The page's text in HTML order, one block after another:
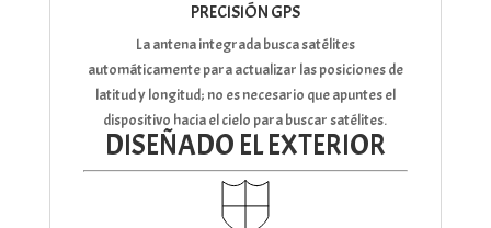
PRECISIÓN GPS
La antena integrada busca satélites
automáticamente para actualizar las posiciones de
latitud y longitud; no es necesario que apuntes el
dispositivo hacia el cielo para buscar satélites.
DISEÑADO EL EXTERIOR